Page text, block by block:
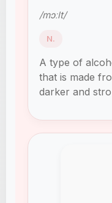
/mɔːlt/
N.
A type of
that is made
darker and